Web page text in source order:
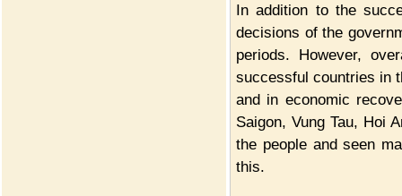
In addition to the
decisions of the
periods. However,
successful countries in
and in economic
Saigon, Vung Tau, Hoi
the people and seen
this.